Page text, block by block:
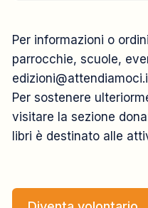
Per informazioni o
parrocchie, scuole,
Per sostenere
visitare la sezione
libri è destinato alle